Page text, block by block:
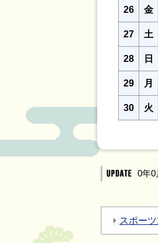
26 金
27 土
28 日
29 月
30 火
0年0
スポー